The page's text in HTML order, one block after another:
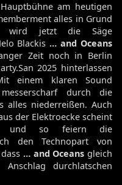
am heutigen
alles in Grund
wird jetzt die Säge
Blackis … and Oceans
Zeit noch in Berlin
2025 hinterlassen
einem klaren Sound
durch die
alles niederreißen. Auch
der Elektroecke scheint
und so feiern die
den Technopart von
… and Oceans gleich
durchlatschen